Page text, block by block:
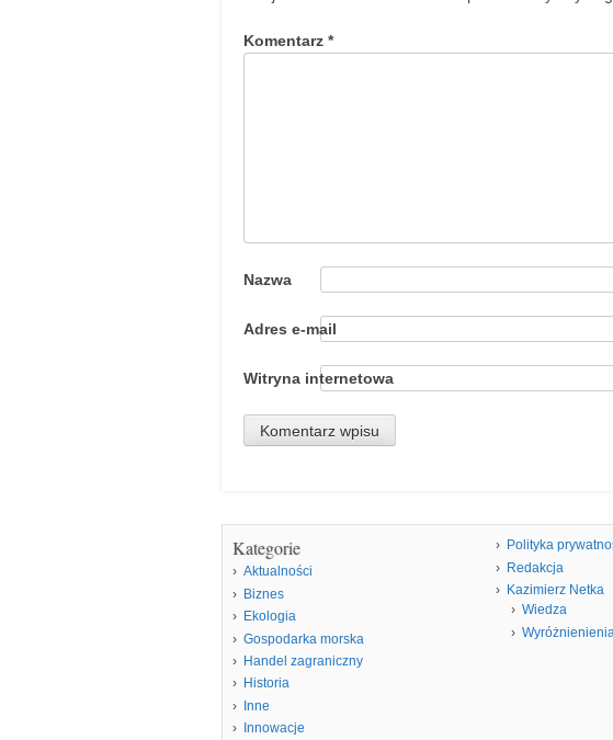
Komentarz *
Nazwa
Adres e-mail
Witryna internetowa
Kategorie
Aktualności
Biznes
Ekologia
Gospodarka morska
Handel zagraniczny
Historia
Inne
Innowacje
Polityka
Redakcja
Kazimierz Netka
Wiedza
Wyróżnienienia